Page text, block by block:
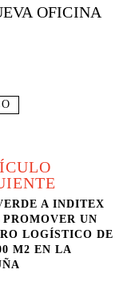
OFICINA
A INDITEX
PROMOVER UN
LOGÍSTICO DE
M2 EN LA